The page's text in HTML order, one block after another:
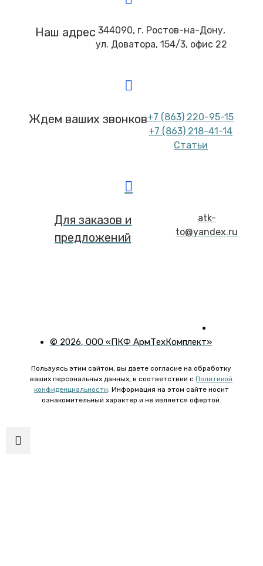
Наш адрес 344090, г. Ростов-на-Дону,
ул. Доватора, 154/3, офис 22
Ждем ваших звонков+7 (863) 220-95-15
+7 (863) 218-41-14
Статьи
Для заказов и
предложений
atk-
to@yandex.ru
© 2026, ООО «ПКФ АрмТехКомплект»
Пользуясь этим сайтом, вы даете согласие на обработку
ваших персональных данных, в соответствии сПолитикой
конфиденциальности. Информация на этом сайте носит
ознакомительный характер и не является офертой.